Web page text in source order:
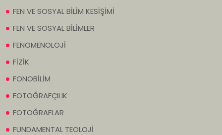
FEN VE SOSYAL BİLİM KESİŞİMİ
FEN VE SOSYAL BİLİMLER
FENOMENOLOJİ
FİZİK
FONOBİLİM
FOTOĞRAFÇILIK
FOTOĞRAFLAR
FUNDAMENTAL TEOLOJİ